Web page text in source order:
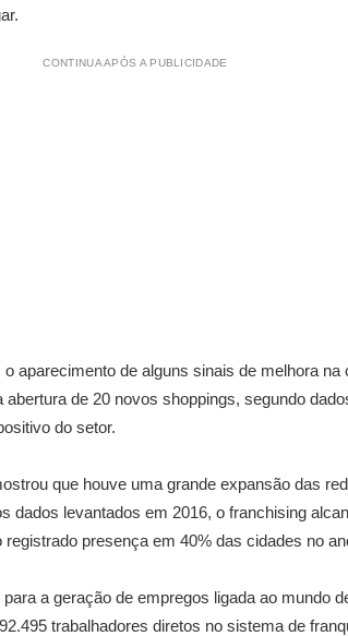
CONTINUA APÓS A PUBLICIDADE
aparecimento de alguns sinais de melhora na
de 20 novos shoppings, segundo
do setor.
que houve uma grande expansão das
dados levantados em 2016, o franchising
presença em 40% das cidades no
a geração de empregos ligada ao mundo
trabalhadores diretos no sistema de